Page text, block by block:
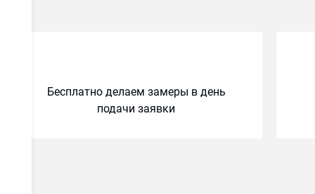
Бесплатно делаем замеры в день
подачи заявки